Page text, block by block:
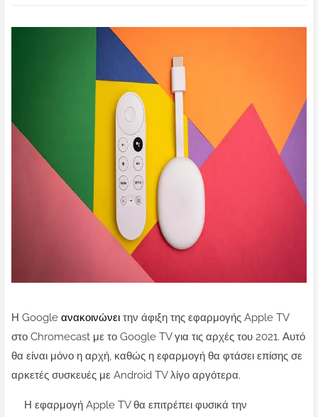
Η Google ανακοινώνει την άφιξη της εφαρμογής Apple TV
στο Chromecast με το Google TV για τις αρχές του 2021. Αυτό
θα είναι μόνο η αρχή, καθώς η εφαρμογή θα φτάσει επίσης σε
αρκετές συσκευές με Android TV λίγο αργότερα.
Η εφαρμογή Apple TV θα επιτρέπει φυσικά την